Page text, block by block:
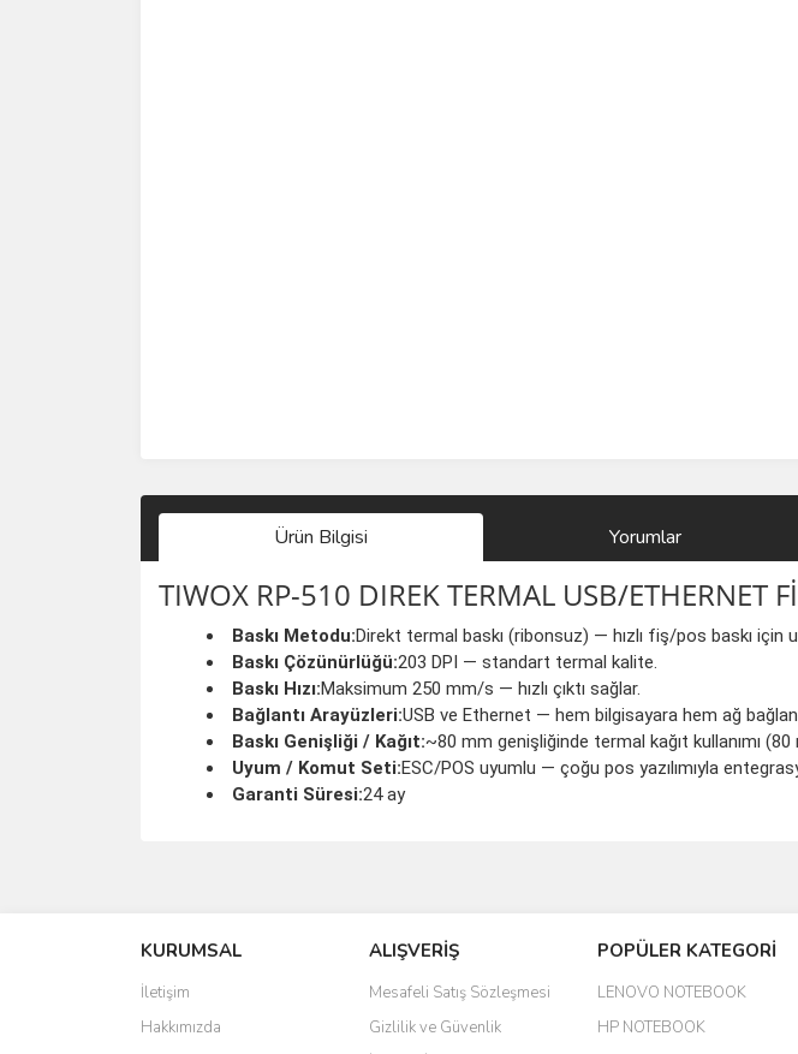
Ürün Bilgisi Yorumlar
TIWOX RP-510 DIREK TERMAL USB/ETHERNET
Baskı Metodu:Direkt termal baskı (ribonsuz) — hızlı fiş/pos baskı için
Baskı Çözünürlüğü:203 DPI — standart termal kalite.
Baskı Hızı:Maksimum 250 mm/s — hızlı çıktı sağlar.
Bağlantı Arayüzleri:USB ve Ethernet — hem bilgisayara hem ağ
Baskı Genişliği / Kağıt:~80 mm genişliğinde termal kağıt kullanımı
Uyum / Komut Seti:ESC/POS uyumlu — çoğu pos yazılımıyla
Garanti Süresi:24 ay
kamera ile 24 izlenmektedir diye küçük bir tabela olsa daha hoş olurdu
Barış Başaran | 04/07/2026
KURUMSAL
İletişim
Hakkımızda
ALIŞVERİŞ
Mesafeli Satış Sözleşmesi
Gizlilik ve Güvenlik
POPÜLER KATEGORİ
LENOVO NOTEBOOK
HP NOTEBOOK